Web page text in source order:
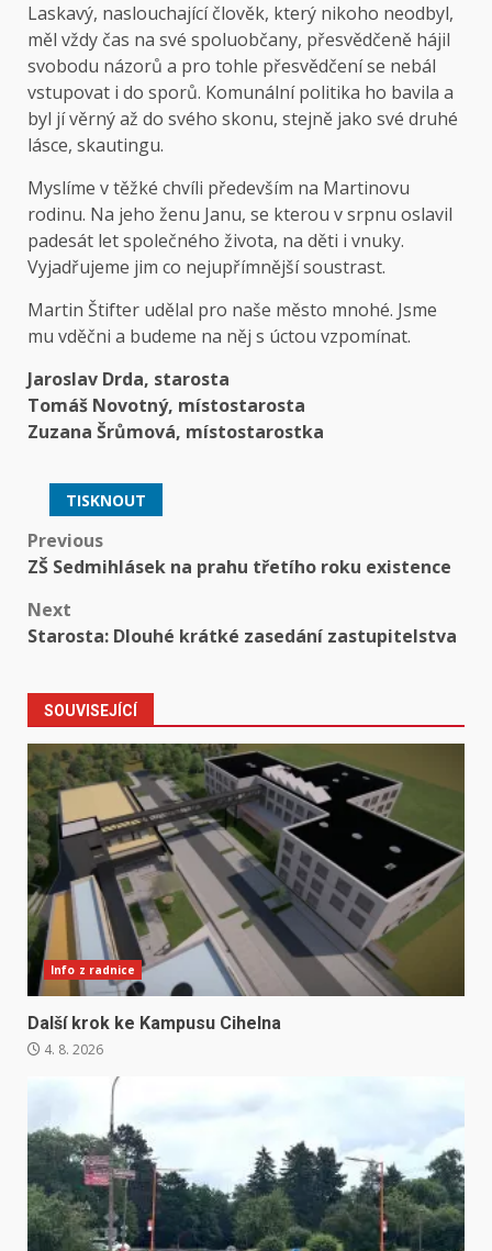
Laskavý, naslouchající člověk, který nikoho neodbyl,
měl vždy čas na své spoluobčany, přesvědčeně hájil
svobodu názorů a pro tohle přesvědčení se nebál
vstupovat i do sporů. Komunální politika ho bavila a
byl jí věrný až do svého skonu, stejně jako své druhé
lásce, skautingu.
Myslíme v těžké chvíli především na Martinovu
rodinu. Na jeho ženu Janu, se kterou v srpnu oslavil
padesát let společného života, na děti i vnuky.
Vyjadřujeme jim co nejupřímnější soustrast.
Martin Štifter udělal pro naše město mnohé. Jsme
mu vděčni a budeme na něj s úctou vzpomínat.
Jaroslav Drda, starosta
Tomáš Novotný, místostarosta
Zuzana Šrůmová, místostarostka
TISKNOUT
Post
Previous
ZŠ Sedmihlásek na prahu třetího roku existence
Next
Starosta: Dlouhé krátké zasedání zastupitelstva
SOUVISEJÍCÍ
Info z radnice
Další krok ke Kampusu Cihelna
4. 8. 2026